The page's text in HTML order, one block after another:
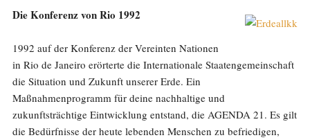
Die Konferenz von Rio 1992
1992 auf der Konferenz der Vereinten Nationen
in Rio de Janeiro erörterte die Internationale Staatengemeinschaft
die Situation und Zukunft unserer Erde. Ein
Maßnahmenprogramm für deine nachhaltige und
zukunftsträchtige Eintwicklung entstand, die AGENDA 21. Es gilt
die Bedürfnisse der heute lebenden Menschen zu befriedigen,